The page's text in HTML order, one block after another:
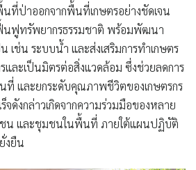
ที่ป่าออกจากพื้นที่เกษตรอย่างชัดเจน
นฟูทรัพยากรธรรมชาติ พร้อมพัฒนา
เช่น ระบบน้ำ และส่งเสริมการทำเกษตร
และเป็นมิตรต่อสิ่งแวดล้อม ซึ่งช่วยลดการ
ที่ และยกระดับคุณภาพชีวิตของเกษตรกร
จดังกล่าวเกิดจากความร่วมมือของหลาย
ชน และชุมชนในพื้นที่ ภายใต้แผนปฏิบัติ
งยืน